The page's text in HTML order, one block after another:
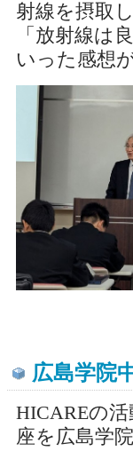
射線を摂取
「放射線は
いった感想
広島学院
HICAREの
座を広島学